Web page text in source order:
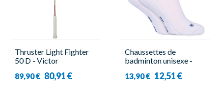
Thruster Light Fighter
50 D - Victor
89,90 € 80,91 €
Chaussettes de
badminton unisexe -
Performance ( x2 )
13,90 € 12,51 €